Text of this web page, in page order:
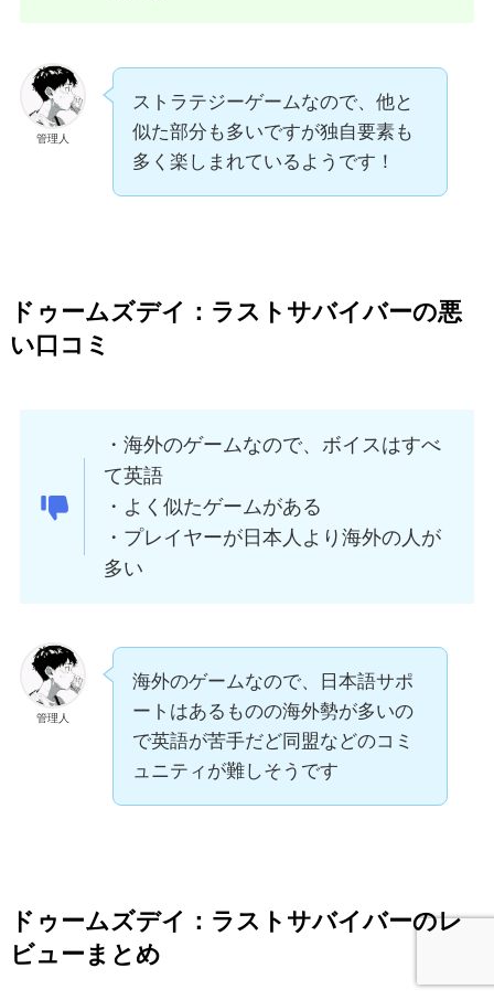
管理人
ストラテジーゲームなので、他と
似た部分も多いですが独自要素も
多く楽しまれているようです！
ドゥームズデイ：ラストサバイバーの悪
い口コミ
・海外のゲームなので、ボイスはすべ
て英語
・よく似たゲームがある
・プレイヤーが日本人より海外の人が
多い
管理人
海外のゲームなので、日本語サポ
ートはあるものの海外勢が多いの
で英語が苦手だど同盟などのコミ
ュニティが難しそうです
ドゥームズデイ：ラストサバイバーのレ
ビューまとめ